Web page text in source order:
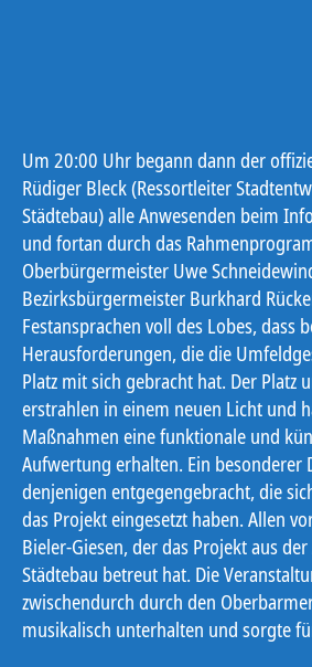
Um 20:00 Uhr begann dann der
Rüdiger Bleck (Ressortleiter
Städtebau) alle Anwesenden beim
und fortan durch das
Oberbürgermeister Uwe
Bezirksbürgermeister Burkhard
Festansprachen voll des Lobes, dass
Herausforderungen, die die
Platz mit sich gebracht hat. Der Platz
erstrahlen in einem neuen Licht und
Maßnahmen eine funktionale und
Aufwertung erhalten. Ein besonderer
denjenigen entgegengebracht, die
das Projekt eingesetzt haben. Allen
Bieler-Giesen, der das Projekt aus
Städtebau betreut hat. Die
zwischendurch durch den
musikalisch unterhalten und sorgte